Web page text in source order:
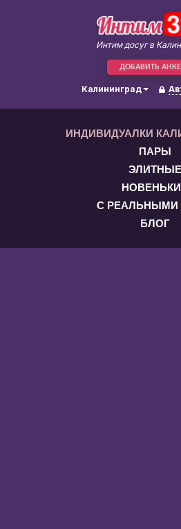
Интим досуг в
ДОБАВИТЬ
Калининград
ИНДИВИДУАЛКИ
ПАРЫ
ЭЛИТНЫЕ
С РЕАЛЬНЫМИ
БЛОГ